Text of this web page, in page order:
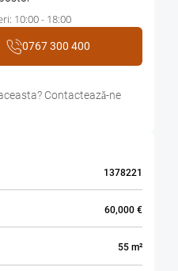
10:00 - 18:00
0767 300 400
Contacteazǎ-ne
1378221
60,000 €
55 m²